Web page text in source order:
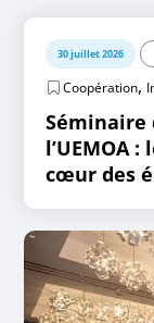
30 juillet 2026
Coopération,
Séminaire
l’UEMOA
cœur des